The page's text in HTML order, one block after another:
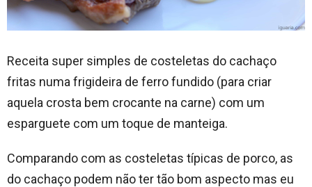
Receita super simples de costeletas do cachaço
fritas numa frigideira de ferro fundido (para criar
aquela crosta bem crocante na carne) com um
esparguete com um toque de manteiga.
Comparando com as costeletas típicas de porco, as
do cachaço podem não ter tão bom aspecto mas eu